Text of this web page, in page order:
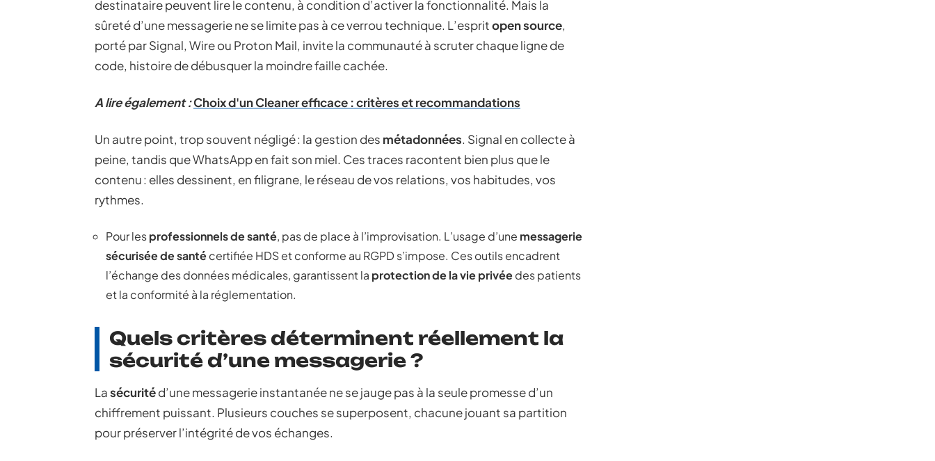
destinataire peuvent lire le contenu, à condition d’activer la fonctionnalité. Mais la
sûreté d’une messagerie ne se limite pas à ce verrou technique. L’espritopen source,
porté par Signal, Wire ou Proton Mail, invite la communauté à scruter chaque ligne de
code, histoire de débusquer la moindre faille cachée.
A lire également :Choix d'un Cleaner efficace : critères et recommandations
Un autre point, trop souvent négligé : la gestion des métadonnées. Signal en collecte à
peine, tandis que WhatsApp en fait son miel. Ces traces racontent bien plus que le
contenu : elles dessinent, en filigrane, le réseau de vos relations, vos habitudes, vos
rythmes.
Pour lesprofessionnels de santé, pas de place à l’improvisation. L’usage d’une messagerie
sécurisée de santécertifiée HDS et conforme au RGPD s’impose. Ces outils encadrent
l’échange des données médicales, garantissent la protection de la vie privéedes patients
et la conformité à la réglementation.
Quels critères déterminent réellement la
sécurité d’une messagerie ?
Lasécuritéd’une messagerie instantanée ne se jauge pas à la seule promesse d’un
chiffrement puissant. Plusieurs couches se superposent, chacune jouant sa partition
pour préserver l’intégrité de vos échanges.